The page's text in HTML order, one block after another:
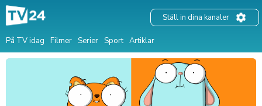
På TV idag Filmer Serier Sport Artiklar
Ställ in dina kanaler